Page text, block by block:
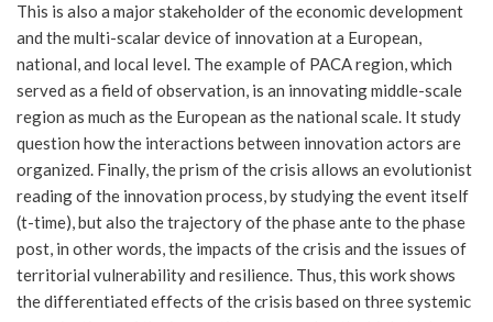
This is also a major stakeholder of the economic development
and the multi-scalar device of innovation at a European,
national, and local level. The example of PACA region, which
served as a field of observation, is an innovating middle-scale
region as much as the European as the national scale. It study
question how the interactions between innovation actors are
organized. Finally, the prism of the crisis allows an evolutionist
reading of the innovation process, by studying the event itself
(t-time), but also the trajectory of the phase ante to the phase
post, in other words, the impacts of the crisis and the issues of
territorial vulnerability and resilience. Thus, this work shows
the differentiated effects of the crisis based on three systemic